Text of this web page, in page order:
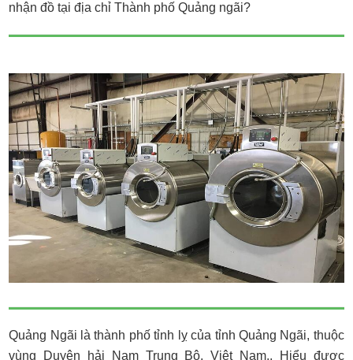
nhận đồ tại địa chỉ Thành phố Quảng ngãi?
Quảng Ngãi là thành phố tỉnh lỵ của tỉnh Quảng Ngãi, thuộc
vùng Duyên hải Nam Trung Bộ, Việt Nam.. Hiểu được